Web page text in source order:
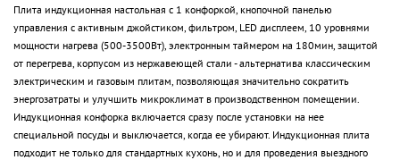
Плита индукционная настольная с 1 конфоркой, кнопочной панелью
управления с активным джойстиком, фильтром, LED дисплеем, 10 уровнями
мощности нагрева (500-3500Вт), электронным таймером на 180мин, защитой
от перегрева, корпусом из нержавеющей стали - альтернатива классическим
электрическим и газовым плитам, позволяющая значительно сократить
энергозатраты и улучшить микроклимат в производственном помещении.
Индукционная конфорка включается сразу после установки на нее
специальной посуды и выключается, когда ее убирают. Индукционная плита
подходит не только для стандартных кухонь, но и для проведения выездного